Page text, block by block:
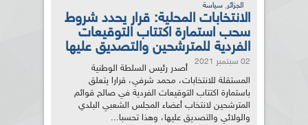
الجزائر, سياسة
الانتخابات المحلية: قرار يحدد شروط
سحب استمارة اكتتاب التوقيعات
الفردية للمترشحين والتصديق عليها
02 سبتمبر 2021
أصدر رئيس السلطة الوطنية
المستقلة للانتخابات، محمد شرفي، قرارا يتعلق
باستمارة اكتتاب التوقيعات الفردية في صالح قوائم
المترشحين لانتخاب أعضاء المجلس الشعبي البلدي
والولائي والتصديق عليها، وهذا تحسبا...